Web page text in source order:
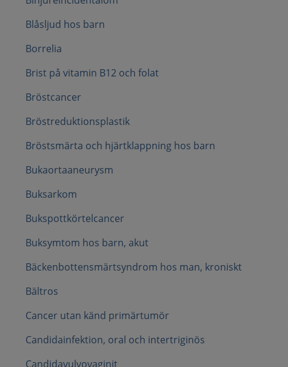
Blåsljud hos barn
Borrelia
Brist på vitamin B12 och folat
Bröstcancer
Bröstreduktionsplastik
Bröstsmärta och hjärtklappning hos barn
Bukaortaaneurysm
Buksarkom
Bukspottkörtelcancer
Buksymtom hos barn, akut
Bäckenbottensmärtsyndrom hos man, kroniskt
Bältros
Cancer utan känd primärtumör
Candidainfektion, oral och intertriginös
Candidavulvovaginit